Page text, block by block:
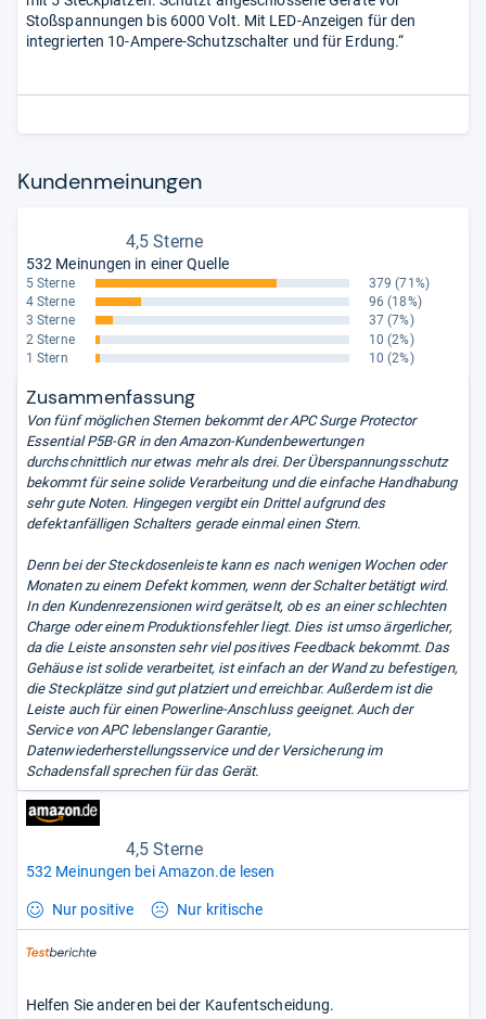
Stoßspannungen bis 6000 Volt. Mit LED-Anzeigen für den
integrierten 10-Ampere-Schutzschalter und für Erdung.“
Kun­den­mei­nun­gen
4,5 Sterne
532 Meinungen in einer Quelle
5 Sterne 379 (71%)
4 Sterne
96 (18%)
3 Sterne
37 (7%)
2 Sterne
10 (2%)
1 Stern
10 (2%)
Zusammenfassung
Von fünf möglichen Sternen bekommt der APC Surge Protector
Essential P5B-GR in den Amazon-Kundenbewertungen
durchschnittlich nur etwas mehr als drei. Der Überspannungsschutz
bekommt für seine solide Verarbeitung und die einfache Handhabung
sehr gute Noten. Hingegen vergibt ein Drittel aufgrund des
defektanfälligen Schalters gerade einmal einen Stern.
Denn bei der Steckdosenleiste kann es nach wenigen Wochen oder
Monaten zu einem Defekt kommen, wenn der Schalter betätigt wird.
In den Kundenrezensionen wird gerätselt, ob es an einer schlechten
Charge oder einem Produktionsfehler liegt. Dies ist umso ärgerlicher,
da die Leiste ansonsten sehr viel positives Feedback bekommt. Das
Gehäuse ist solide verarbeitet, ist einfach an der Wand zu befestigen,
die Steckplätze sind gut platziert und erreichbar. Außerdem ist die
Leiste auch für einen Powerline-Anschluss geeignet. Auch der
Service von APC lebenslanger Garantie,
Datenwiederherstellungsservice und der Versicherung im
Schadensfall sprechen für das Gerät.
4,5 Sterne
532 Meinungen bei Amazon.de lesen
Nur positive Nur kritische
Helfen Sie anderen bei der Kaufentscheidung.